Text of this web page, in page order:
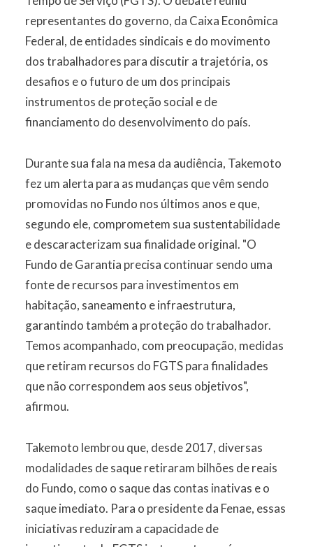
representantes do governo, da Caixa Econômica
Federal, de entidades sindicais e do movimento
dos trabalhadores para discutir a trajetória, os
desafios e o futuro de um dos principais
instrumentos de proteção social e de
financiamento do desenvolvimento do país.
Durante sua fala na mesa da audiência, Takemoto
fez um alerta para as mudanças que vêm sendo
promovidas no Fundo nos últimos anos e que,
segundo ele, comprometem sua sustentabilidade
e descaracterizam sua finalidade original. "O
Fundo de Garantia precisa continuar sendo uma
fonte de recursos para investimentos em
habitação, saneamento e infraestrutura,
garantindo também a proteção do trabalhador.
Temos acompanhado, com preocupação, medidas
que retiram recursos do FGTS para finalidades
que não correspondem aos seus objetivos",
afirmou.
Takemoto lembrou que, desde 2017, diversas
modalidades de saque retiraram bilhões de reais
do Fundo, como o saque das contas inativas e o
saque imediato. Para o presidente da Fenae, essas
iniciativas reduziram a capacidade de